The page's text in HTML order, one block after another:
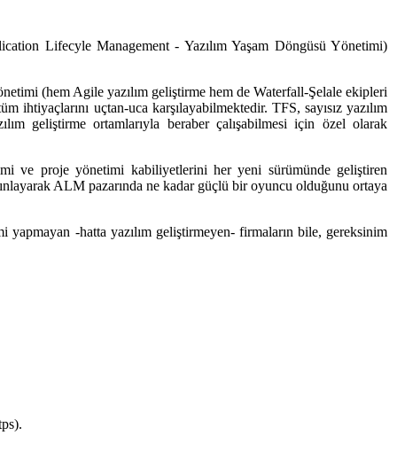
Lifecyle Management - Yazılım Yaşam Döngüsü Yönetimi)
(hem Agile yazılım geliştirme hem de Waterfall-Şelale ekipleri
uçtan-uca karşılayabilmektedir. TFS, sayısız yazılım
geliştirme ortamlarıyla beraber çalışabilmesi için özel olarak
ve proje yönetimi kabiliyetlerini her yeni sürümünde geliştiren
ALM pazarında ne kadar güçlü bir oyuncu olduğunu ortaya
-hatta yazılım geliştirmeyen- firmaların bile, gereksinim